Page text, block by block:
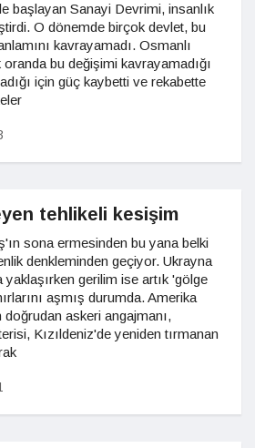
başlayan Sanayi Devrimi, insanlık
O dönemde birçok devlet, bu
kavrayamadı. Osmanlı
bu değişimi kavrayamadığı
için güç kaybetti ve rekabette
tehlikeli kesişim
sona ermesinden bu yana belki
denkleminden geçiyor. Ukrayna
yaklaşırken gerilim ise artık 'gölge
aşmış durumda. Amerika
askeri angajmanı,
Kızıldeniz'de yeniden tırmanan